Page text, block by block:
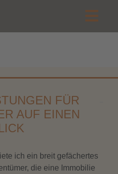
FÜR
AUF EINEN
ich ein breit gefächertes
die eine Immobilie